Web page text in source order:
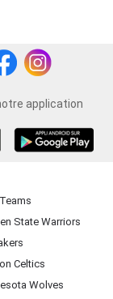
application
State Warriors
Celtics
Wolves